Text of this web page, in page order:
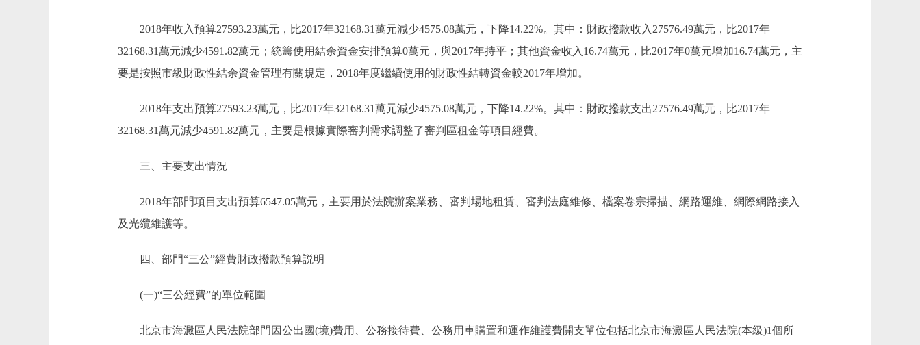
2018年收入預算27593.23萬元，比2017年32168.31萬元減少4575.08萬元，下降14.22%。其中：財政撥款收入27576.49萬元，比2017年
32168.31萬元減少4591.82萬元；統籌使用結余資金安排預算0萬元，與2017年持平；其他資金收入16.74萬元，比2017年0萬元增加16.74萬元，主
要是按照市級財政性結余資金管理有關規定，2018年度繼續使用的財政性結轉資金較2017年增加。
2018年支出預算27593.23萬元，比2017年32168.31萬元減少4575.08萬元，下降14.22%。其中：財政撥款支出27576.49萬元，比2017年
32168.31萬元減少4591.82萬元，主要是根據實際審判需求調整了審判區租金等項目經費。
三、主要支出情況
2018年部門項目支出預算6547.05萬元，主要用於法院辦案業務、審判場地租賃、審判法庭維修、檔案卷宗掃描、網路運維、網際網路接入
及光纜維護等。
四、部門“三公”經費財政撥款預算説明
(一)“三公經費”的單位範圍
北京市海澱區人民法院部門因公出國(境)費用、公務接待費、公務用車購置和運作維護費開支單位包括北京市海澱區人民法院(本級)1個所